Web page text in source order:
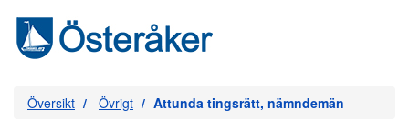
Översikt Övrigt Attunda tingsrätt, nämndemän